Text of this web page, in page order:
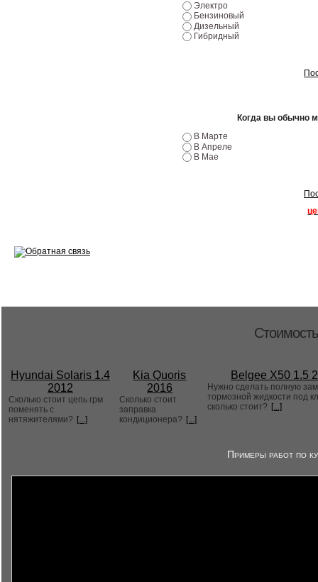
Электро
Бензиновый
Дизельный
Гибридный
Когда вы обычно
В Марте
В Апреле
В Мае
Hyundai Solaris 1.4
2012
Сколько стоит цепь грм
поменять с
нятяжителями? [...]
Kia Quoris
2016
Сколько стоит
заправка
кондиционера? [...]
Belgee X50 1.5
Нужно сделать полную
тормозной жидкости под
сколько стоит? [...]
Примеры работ по